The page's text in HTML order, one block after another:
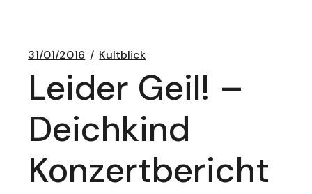
31/01/2016 Kultblick
Leider Geil! –
Deichkind
Konzertbericht